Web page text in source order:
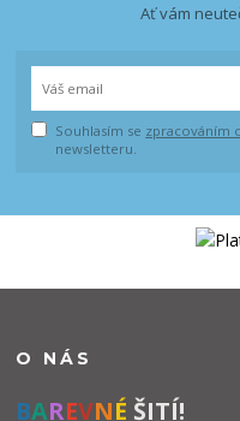
Ať vám
Souhlasím se zpracováním
newsletteru.
O NÁS
BAREVNÉ ŠITÍ!